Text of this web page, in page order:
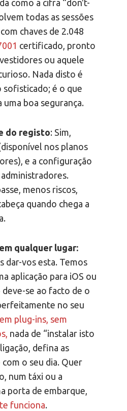
como a cifra “don't-
todas as sessões
chaves de 2.048
certificado, pronto
ou aquele
Nada disto é
é o que
boa segurança.
do registo: Sim,
nos planos
e a configuração
menos riscos,
quando chega a
qualquer lugar:
dar-vos esta. Temos
aplicação para iOS ou
deve-se ao facto de o
no seu
plug-ins, sem
nada de “instalar isto
defina as
o seu dia. Quer
num táxi ou a
porta de embarque,
funciona.